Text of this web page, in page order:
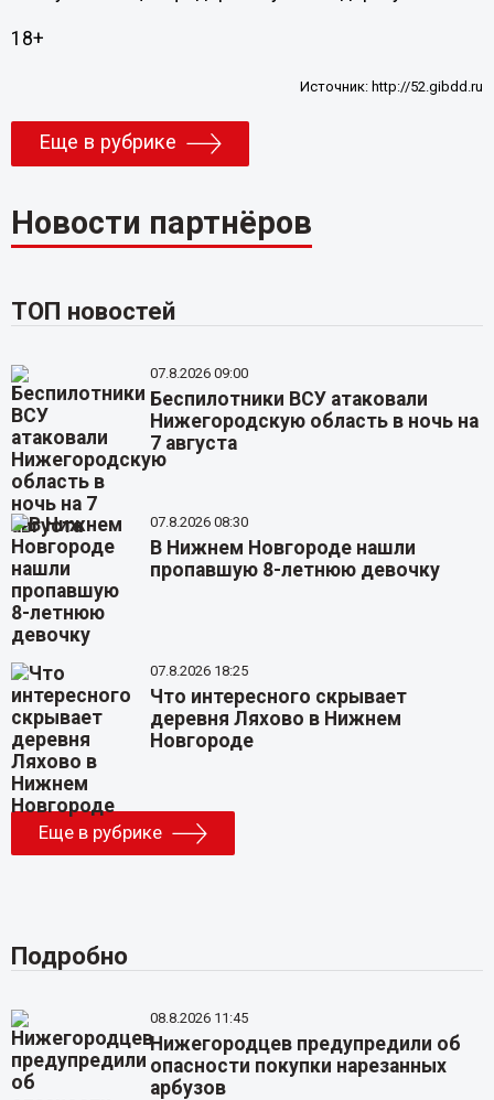
18+
Источник: http://52.gibdd.ru
Еще в рубрике
Новости партнёров
ТОП новостей
07.8.2026 09:00
Беспилотники ВСУ атаковали
Нижегородскую область в ночь на
7 августа
07.8.2026 08:30
В Нижнем Новгороде нашли
пропавшую 8-летнюю девочку
07.8.2026 18:25
Что интересного скрывает
деревня Ляхово в Нижнем
Новгороде
Еще в рубрике
Подробно
08.8.2026 11:45
Нижегородцев предупредили об
опасности покупки нарезанных
арбузов